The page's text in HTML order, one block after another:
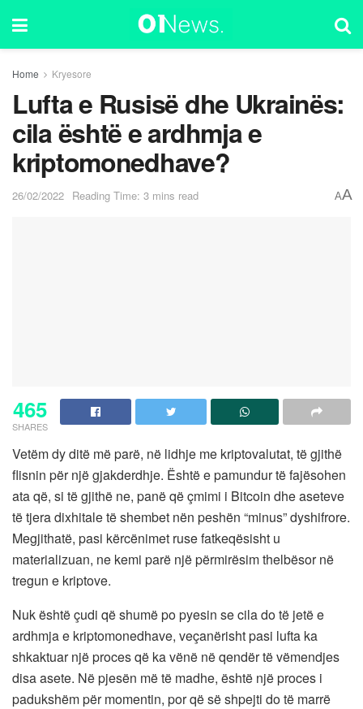
Home Kryesore
Lufta e Rusisë dhe Ukrainës:
cila është e ardhmja e
kriptomonedhave?
26/02/2022 Reading Time: 3 mins read AA
465
SHARES
Vetëm dy ditë më parë, në lidhje me kriptovalutat, të gjithë
flisnin për një gjakderdhje. Është e pamundur të fajësohen
ata që, si të gjithë ne, panë që çmimi i Bitcoin dhe aseteve
të tjera dixhitale të shembet nën peshën “minus” dyshifrore.
Megjithatë, pasi kërcënimet ruse fatkeqësisht u
materializuan, ne kemi parë një përmirësim thelbësor në
tregun e kriptove.
Nuk është çudi që shumë po pyesin se cila do të jetë e
ardhmja e kriptomonedhave, veçanërisht pasi lufta ka
shkaktuar një proces që ka vënë në qendër të vëmendjes
disa asete. Në pjesën më të madhe, është një proces i
padukshëm për momentin, por që së shpejti do të marrë